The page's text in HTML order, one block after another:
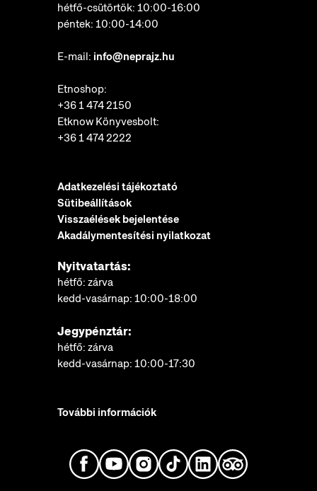
hétfő-csütörtök: 10:00-16:00
péntek: 10:00-14:00
E-mail: info@neprajz.hu
Etnoshop:
+36 1 474 2150
Etknow Könyvesbolt:
+36 1 474 2222
Adatkezelési tájékoztató
Sütibeállítások
Visszaélések bejelentése
Akadálymentesítési nyilatkozat
Nyitvatartás:
hétfő: zárva
kedd-vasárnap: 10:00-18:00
Jegypénztár:
hétfő: zárva
kedd-vasárnap: 10:00-17:30
További információk